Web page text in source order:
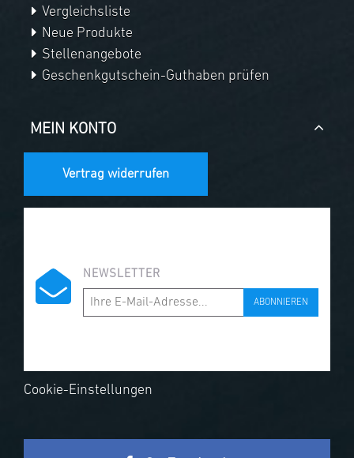
Vergleichsliste
Neue Produkte
Stellenangebote
Geschenkgutschein-Guthaben prüfen
MEIN KONTO
Vertrag widerrufen
NEWSLETTER
ABONNIEREN
Cookie-Einstellungen